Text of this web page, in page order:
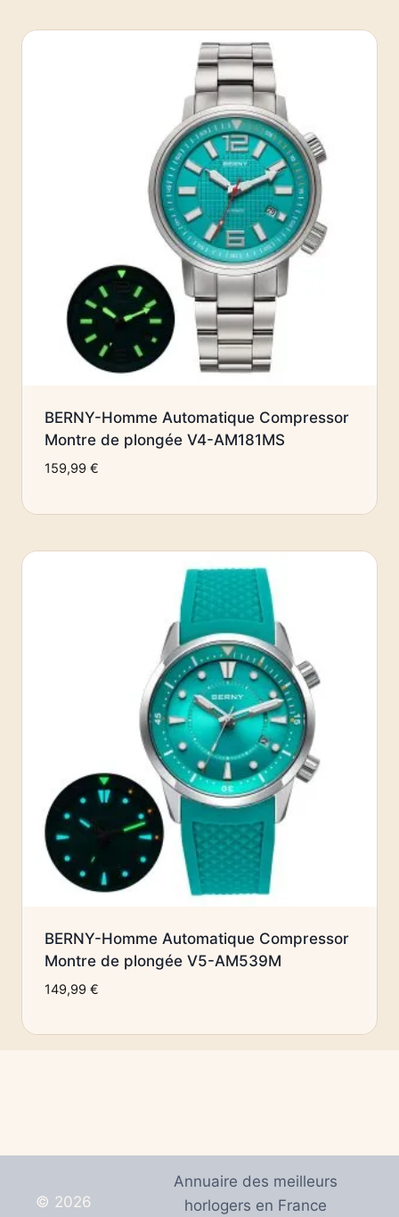
BERNY-Homme Automatique Compressor
Montre de plongée V4-AM181MS
159,99 €
BERNY-Homme Automatique Compressor
Montre de plongée V5-AM539M
149,99 €
© 2026
Annuaire des meilleurs
horlogers en France